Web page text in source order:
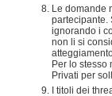
Le domande
partecipante.
ignorando i
non li si
Per lo stesso
Privati per
I titoli dei